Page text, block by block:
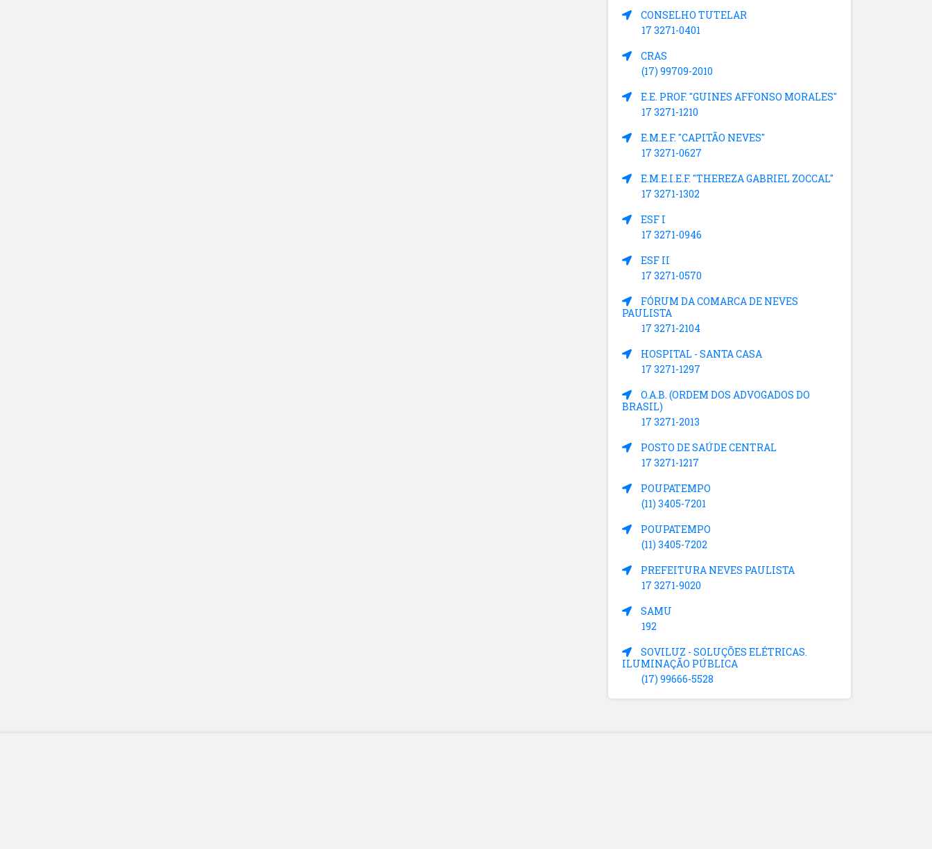
CONSELHO TUTELAR
17 3271-0401
CRAS
(17) 99709-2010
E.E. PROF. "GUINES AFFONSO MORALES"
17 3271-1210
E.M.E.F. "CAPITÃO NEVES"
17 3271-0627
E.M.E.I.E.F. "THEREZA GABRIEL ZOCCAL"
17 3271-1302
ESF I
17 3271-0946
ESF II
17 3271-0570
FÓRUM DA COMARCA DE NEVES
PAULISTA
17 3271-2104
HOSPITAL - SANTA CASA
17 3271-1297
O.A.B. (ORDEM DOS ADVOGADOS DO
BRASIL)
17 3271-2013
POSTO DE SAÚDE CENTRAL
17 3271-1217
POUPATEMPO
(11) 3405-7201
POUPATEMPO
(11) 3405-7202
PREFEITURA NEVES PAULISTA
17 3271-9020
SAMU
192
SOVILUZ - SOLUÇÕES ELÉTRICAS.
ILUMINAÇÃO PÚBLICA
(17) 99666-5528